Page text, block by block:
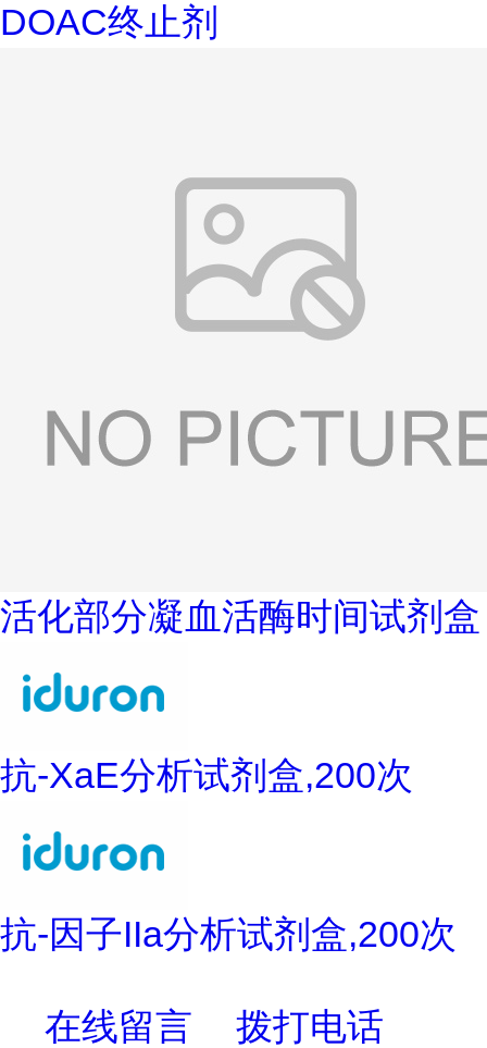
DOAC终止剂
活化部分凝血活酶时间试剂盒
抗-XaE分析试剂盒,200次
抗-因子IIa分析试剂盒,200次
在线留言 拨打电话